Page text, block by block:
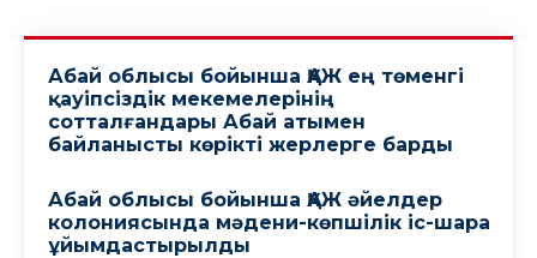
Абай облысы бойынша ҚАЖ ең төменгі
қауіпсіздік мекемелерінің
сотталғандары Абай атымен
байланысты көрікті жерлерге барды
Абай облысы бойынша ҚАЖ әйелдер
колониясында мәдени-көпшілік іс-шара
ұйымдастырылды